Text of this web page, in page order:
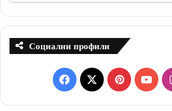
Социални профили
F
a
X
P
i
Y
o